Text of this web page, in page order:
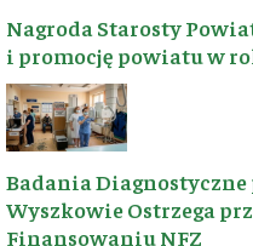
Nagroda Starosty
i promocję powiatu w
Badania
Wyszkowie Ostrzega
Finansowaniu NFZ
☕ Postaw
wirtualną kawę
💡Dorzuć się